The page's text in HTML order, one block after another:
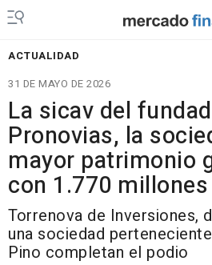
ACTUALIDAD
31 DE MAYO DE 2026
La sicav del
Pronovias, la
mayor patrimonio
con 1.770
Torrenova de Inversiones,
una sociedad
Pino completan el podio